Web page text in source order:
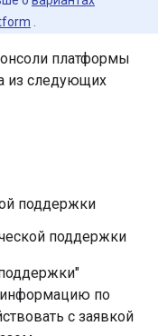
платформы
из следующих
поддержки
поддержки
информацию по
с заявкой